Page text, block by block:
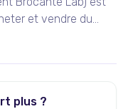
et vendre du
seconde main,
plus ?